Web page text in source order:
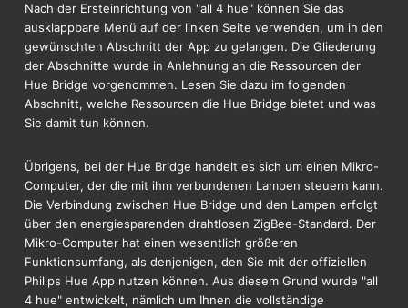
Nach der Ersteinrichtung von "all 4 hue" können Sie das
ausklappbare Menü auf der linken Seite verwenden, um in den
gewünschten Abschnitt der App zu gelangen. Die Gliederung
der Abschnitte wurde in Anlehnung an die Ressourcen der
Hue Bridge vorgenommen. Lesen Sie dazu im folgenden
Abschnitt, welche Ressourcen die Hue Bridge bietet und was
Sie damit tun können.
Übrigens, bei der Hue Bridge handelt es sich um einen Mikro-
Computer, der die mit ihm verbundenen Lampen steuern kann.
Die Verbindung zwischen Hue Bridge und den Lampen erfolgt
über den energiesparenden drahtlosen ZigBee-Standard. Der
Mikro-Computer hat einen wesentlich größeren
Funktionsumfang, als denjenigen, den Sie mit der offiziellen
Philips Hue App nutzen können. Aus diesem Grund wurde "all
4 hue" entwickelt, nämlich um Ihnen die vollständige